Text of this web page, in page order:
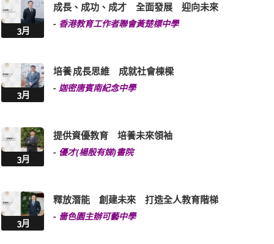
3月
成長、成功、成才 全面發展 迎向未來
- 香港教育工作者聯會黃楚標中學
3月
培養 成長思維 成就社會棟樑
- 迦密唐賓南紀念中學
3月
提供資優教育 培養未來領袖
- 優才(楊殷有娣)書院
3月
釋放潛能 創建未來 打造全人教育階梯
- 嗇色園主辦可藝中學